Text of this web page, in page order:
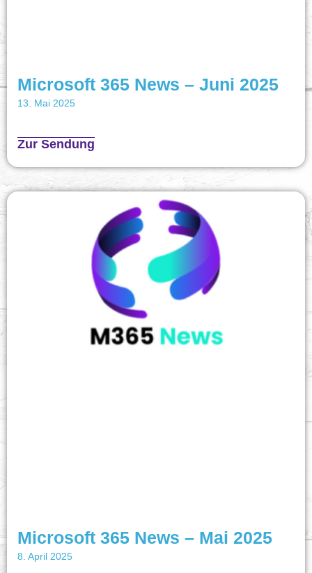
Microsoft 365 News – Juni 2025
13. Mai 2025
Zur Sendung
Microsoft 365 News – Mai 2025
8. April 2025